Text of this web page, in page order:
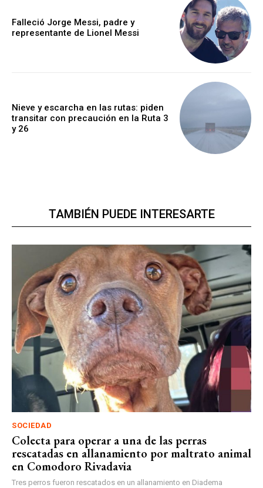
Falleció Jorge Messi, padre y
representante de Lionel Messi
Nieve y escarcha en las rutas: piden
transitar con precaución en la Ruta 3
y 26
TAMBIÉN PUEDE INTERESARTE
SOCIEDAD
Colecta para operar a una de las perras
rescatadas en allanamiento por maltrato animal
en Comodoro Rivadavia
Tres perros fueron rescatados en un allanamiento en Diadema